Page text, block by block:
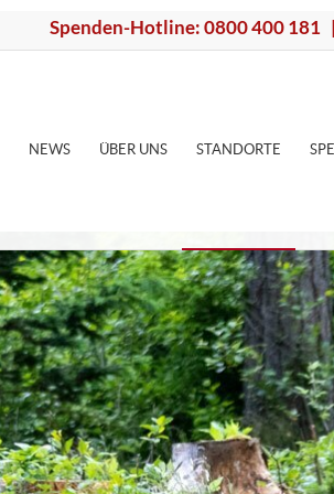
Spenden-Hotline: 0800 400
NEWS ÜBER UNS STANDORTE